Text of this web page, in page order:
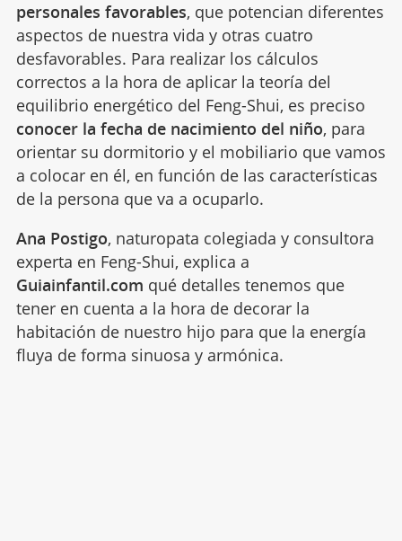
personales favorables, que potencian diferentes
aspectos de nuestra vida y otras cuatro
desfavorables. Para realizar los cálculos
correctos a la hora de aplicar la teoría del
equilibrio energético del Feng-Shui, es preciso
conocer la fecha de nacimiento del niño, para
orientar su dormitorio y el mobiliario que vamos
a colocar en él, en función de las características
de la persona que va a ocuparlo.
Ana Postigo, naturopata colegiada y consultora
experta en Feng-Shui, explica a
Guiainfantil.com qué detalles tenemos que
tener en cuenta a la hora de decorar la
habitación de nuestro hijo para que la energía
fluya de forma sinuosa y armónica.